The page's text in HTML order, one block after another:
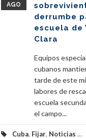
AGO
derrumbe
escuela de
Clara
Equipos
cubanos
tarde de este
labores de
escuela
el campo...
Cuba, Fijar, Noticias ...